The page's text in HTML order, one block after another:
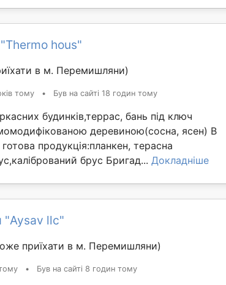
hous"
в м. Перемишляни)
тому • Був на сайті 18 годин тому
будинків,террас, бань під ключ
деревиною(сосна, ясен) В
продукція:планкен, терасна
брус Бригад... Докладніше
"Aysav llc"
приїхати в м. Перемишляни)
• Був на сайті 8 годин тому